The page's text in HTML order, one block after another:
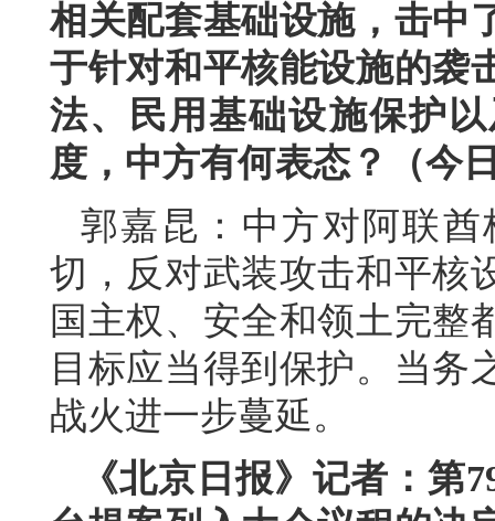
相关配套基础设施，击中
于针对和平核能设施的袭
法、民用基础设施保护
度，中方有何表态？（今
郭嘉昆：中方对阿联
切，反对武装攻击和平核
国主权、安全和领土完整
目标应当得到保护。当务
战火进一步蔓延。
《北京日报》记者：第